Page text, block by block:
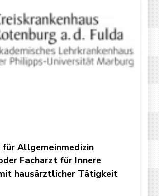
für Allgemeinmedizin
Facharzt für Innere
hausärztlicher Tätigkeit